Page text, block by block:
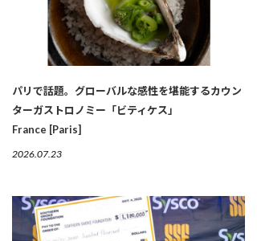
パリで話題。グローバルな感性を堪能するカウン
ターガストロノミー「ビティケス」
France [Paris]
2026.07.23